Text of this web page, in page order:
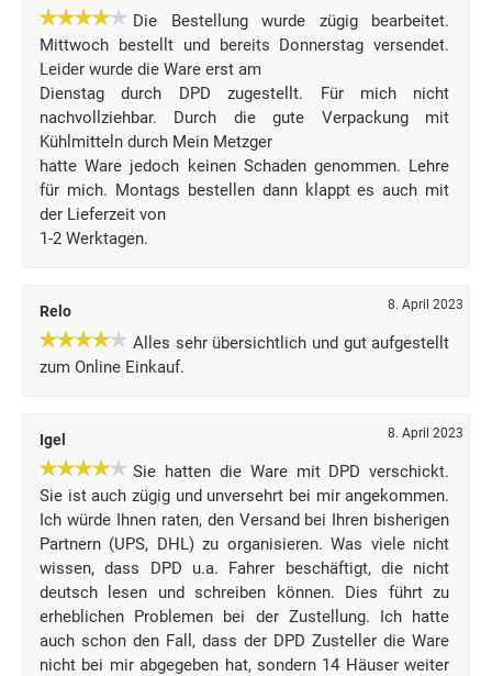
Die Bestellung wurde zügig bearbeitet.
Mittwoch bestellt und bereits Donnerstag versendet.
Leider wurde die Ware erst am
Dienstag durch DPD zugestellt. Für mich nicht
nachvollziehbar. Durch die gute Verpackung mit
Kühlmitteln durch Mein Metzger
hatte Ware jedoch keinen Schaden genommen. Lehre
für mich. Montags bestellen dann klappt es auch mit
der Lieferzeit von
1-2 Werktagen.
Relo 8. April 2023
Alles sehr übersichtlich und gut aufgestellt
zum Online Einkauf.
Igel 8. April 2023
Sie hatten die Ware mit DPD verschickt.
Sie ist auch zügig und unversehrt bei mir angekommen.
Ich würde Ihnen raten, den Versand bei Ihren bisherigen
Partnern (UPS, DHL) zu organisieren. Was viele nicht
wissen, dass DPD u.a. Fahrer beschäftigt, die nicht
deutsch lesen und schreiben können. Dies führt zu
erheblichen Problemen bei der Zustellung. Ich hatte
auch schon den Fall, dass der DPD Zusteller die Ware
nicht bei mir abgegeben hat, sondern 14 Häuser weiter